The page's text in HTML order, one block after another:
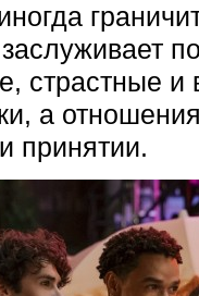
страстные и
а
принятии.